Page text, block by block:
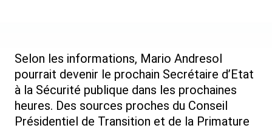
Selon les informations, Mario Andresol
pourrait devenir le prochain Secrétaire d’Etat
à la Sécurité publique dans les prochaines
heures. Des sources proches du Conseil
Présidentiel de Transition et de la Primature